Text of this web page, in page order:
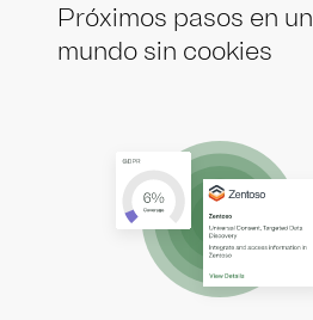
Próximos pasos en un
mundo sin cookies